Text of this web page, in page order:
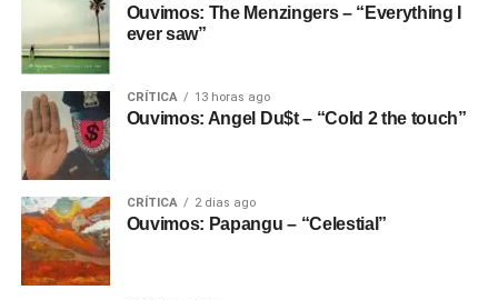
Ouvimos: The Menzingers – “Everything I
ever saw”
CRÍTICA 13 horas ago
Ouvimos: Angel Du$t – “Cold 2 the touch”
CRÍTICA 2 dias ago
Ouvimos: Papangu – “Celestial”